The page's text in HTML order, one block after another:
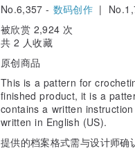
No.6,357 - 数码创作|
被欣赏 2,924 次
共 2 人收藏
原创商品
This is a pattern for
finished product, it is a
contains a written
written in English (US).
提供的档案格式需与设计师确